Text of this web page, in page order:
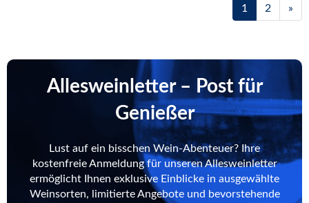
1 2 »
Allesweinletter – Post für
Genießer
Lust auf ein bisschen Wein-Abenteuer? Ihre
kostenfreie Anmeldung für unseren Allesweinletter
ermöglicht Ihnen exklusive Einblicke in ausgewählte
Weinsorten, limitierte Angebote und bevorstehende